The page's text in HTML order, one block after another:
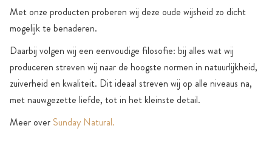
Met onze producten proberen wij deze oude wijsheid zo dicht
mogelijk te benaderen.
Daarbij volgen wij een eenvoudige filosofie: bij alles wat wij
produceren streven wij naar de hoogste normen in natuurlijkheid,
zuiverheid en kwaliteit. Dit ideaal streven wij op alle niveaus na,
met nauwgezette liefde, tot in het kleinste detail.
Meer over Sunday Natural.